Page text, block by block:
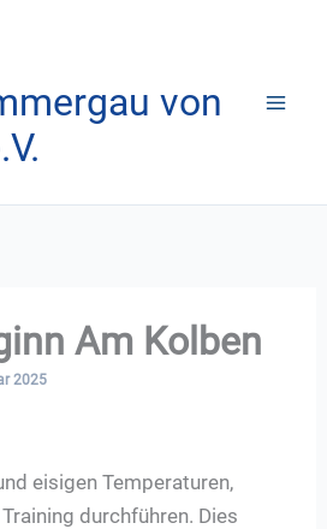
von
Am Kolben
2025
eisigen Temperaturen,
durchführen. Dies